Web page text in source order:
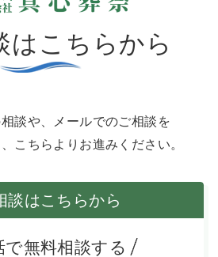
はこちらから
談や、メールでのご相談を
こちらよりお進みください。
談はこちらから
で無料相談する